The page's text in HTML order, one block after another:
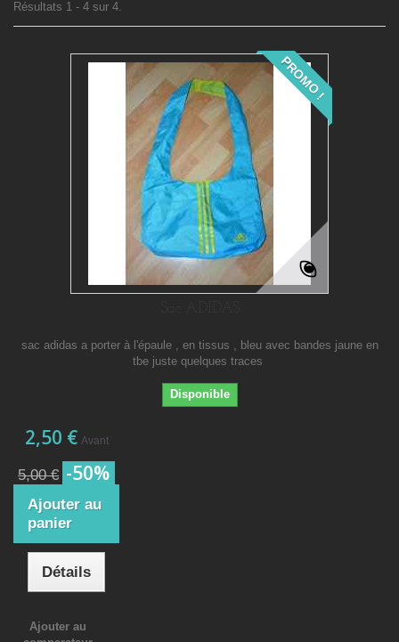
Résultats 1 - 4 sur 4.
PROMO !
sac adidas a porter à l'épaule , en tissus , bleu avec bandes jaune en
tbe juste quelques traces
Disponible
2,50 € Avant
5,00 € -50%
Ajouter au
panier
Détails
Ajouter au